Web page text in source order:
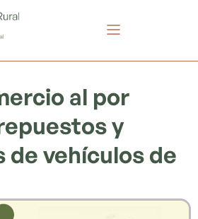
al por
y
de vehículos de